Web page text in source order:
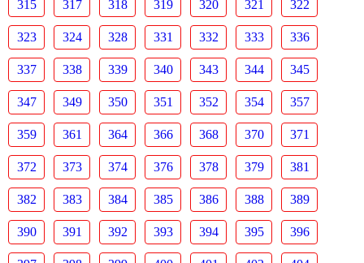
315 317 318 319 320 321 322
323 324 328 331 332 333 336
337 338 339 340 343 344 345
347 349 350 351 352 354 357
359 361 364 366 368 370 371
372 373 374 376 378 379 381
382 383 384 385 386 388 389
390 391 392 393 394 395 396